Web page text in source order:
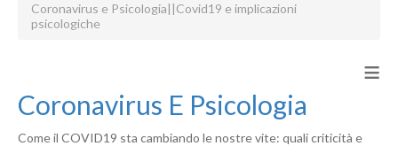
Coronavirus e Psicologia||Covid19 e implicazioni
psicologiche
≡
Coronavirus E Psicologia
Come il COVID19 sta cambiando le nostre vite: quali criticità e